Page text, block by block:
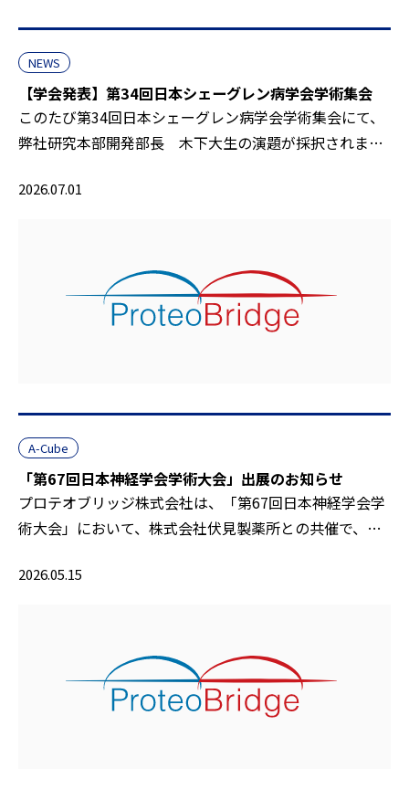
NEWS
【学会発表】第34回日本シェーグレン病学会学術集会
このたび第34回日本シェーグレン病学会学術集会にて、
弊社研究本部開発部長 木下大生の演題が採択されま…
2026.07.01
A-Cube
「第67回日本神経学会学術大会」出展のお知らせ
プロテオブリッジ株式会社は、「第67回日本神経学会学
術大会」において、株式会社伏見製薬所との共催で、…
2026.05.15